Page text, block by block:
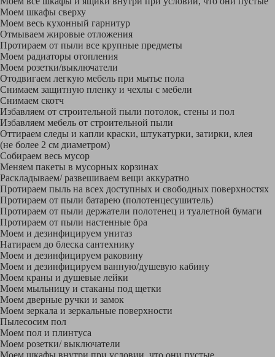
Моем шкафы сверху
Моем весь кухонный гарнитур
Отмываем жировые отложения
Протираем от пыли все крупные предметы
Моем радиаторы отопления
Моем розетки/выключатели
Отодвигаем легкую мебель при мытье пола
Снимаем защитную пленку и чехлы с мебели
Снимаем скотч
Избавляем от строительной пыли потолок, стены и пол
Избавляем мебель от строительной пыли
Оттираем следы и капли краски, штукатурки, затирки, клея
(не более 2 см диаметром)
Собираем весь мусор
Меняем пакеты в мусорных корзинах
Раскладываем/ развешиваем вещи аккуратно
Протираем пыль на всех доступных и свободных поверхностях
Протираем от пыли батарею (полотенцесушитель)
Протираем от пыли держатели полотенец и туалетной бумаги
Протираем от пыли настенные бра
Моем и дезинфицируем унитаз
Натираем до блеска сантехнику
Моем и дезинфицируем раковину
Моем и дезинфицируем ванную/душевую кабину
Моем краны и душевые лейки
Моем мыльницу и стаканы под щетки
Моем дверные ручки и замок
Моем зеркала и зеркальные поверхности
Пылесосим пол
Моем пол и плинтуса
Моем розетки/ выключатели
Моем шкафы внутри при условии, что они пустые